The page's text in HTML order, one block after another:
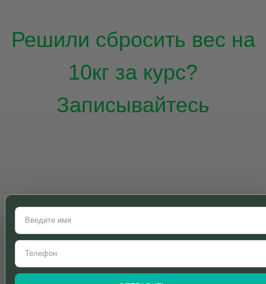
Решили сбросить вес на
10кг за курс?
Записывайтесь